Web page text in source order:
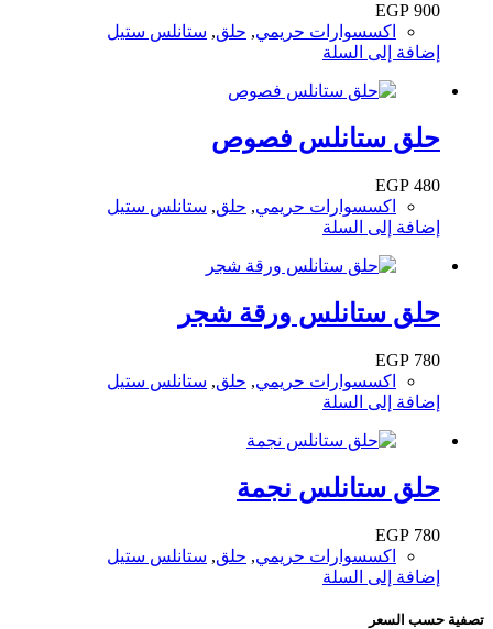
EGP 900
اكسسوارات حريمي, حلق, ستانلس ستيل
إضافة إلى السلة
حلق ستانلس فصوص
EGP 480
اكسسوارات حريمي, حلق, ستانلس ستيل
إضافة إلى السلة
حلق ستانلس ورقة شجر
EGP 780
اكسسوارات حريمي, حلق, ستانلس ستيل
إضافة إلى السلة
حلق ستانلس نجمة
EGP 780
اكسسوارات حريمي, حلق, ستانلس ستيل
إضافة إلى السلة
تصفية حسب السعر